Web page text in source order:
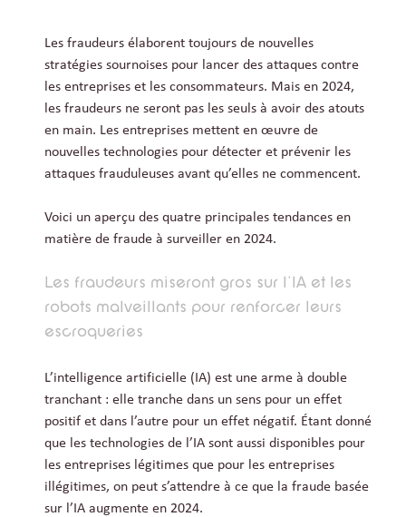
Les fraudeurs élaborent toujours de nouvelles
stratégies sournoises pour lancer des attaques contre
les entreprises et les consommateurs. Mais en 2024,
les fraudeurs ne seront pas les seuls à avoir des atouts
en main. Les entreprises mettent en œuvre de
nouvelles technologies pour détecter et prévenir les
attaques frauduleuses avant qu’elles ne commencent.
Voici un aperçu des quatre principales tendances en
matière de fraude à surveiller en 2024.
Les fraudeurs miseront gros sur l’IA et les
robots malveillants pour renforcer leurs
escroqueries
L’intelligence artificielle (IA) est une arme à double
tranchant : elle tranche dans un sens pour un effet
positif et dans l’autre pour un effet négatif. Étant donné
que les technologies de l’IA sont aussi disponibles pour
les entreprises légitimes que pour les entreprises
illégitimes, on peut s’attendre à ce que la fraude basée
sur l’IA augmente en 2024.